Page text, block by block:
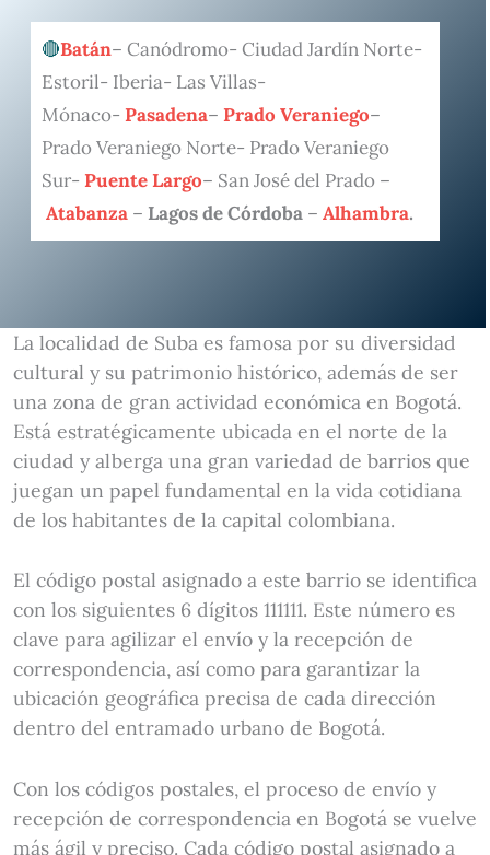
Batán– Canódromo- Ciudad Jardín Norte-
Estoril- Iberia- Las Villas-
Mónaco- Pasadena– Prado Veraniego–
Prado Veraniego Norte- Prado Veraniego
Sur- Puente Largo– San José del Prado –
Atabanza– Lagos de Córdoba– Alhambra.
La localidad de Suba es famosa por su diversidad
cultural y su patrimonio histórico, además de ser
una zona de gran actividad económica en Bogotá.
Está estratégicamente ubicada en el norte de la
ciudad y alberga una gran variedad de barrios que
juegan un papel fundamental en la vida cotidiana
de los habitantes de la capital colombiana.
El código postal asignado a este barrio se identifica
con los siguientes 6 dígitos 111111. Este número es
clave para agilizar el envío y la recepción de
correspondencia, así como para garantizar la
ubicación geográfica precisa de cada dirección
dentro del entramado urbano de Bogotá.
Con los códigos postales, el proceso de envío y
recepción de correspondencia en Bogotá se vuelve
más ágil y preciso. Cada código postal asignado a